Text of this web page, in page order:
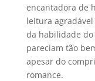
encantadora de
leitura
da habilidade
pareciam tão
apesar do
romance.